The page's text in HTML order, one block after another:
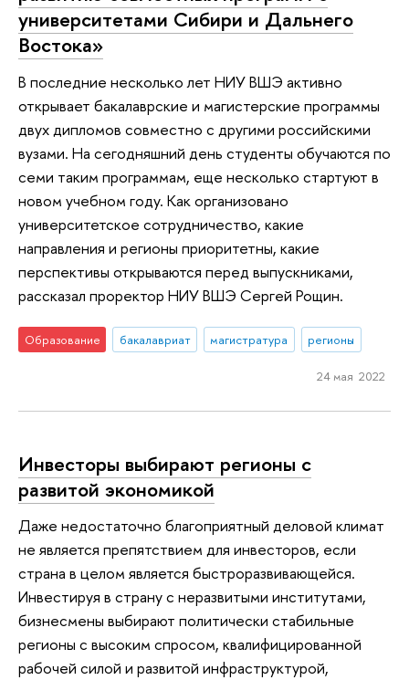
университетами Сибири и Дальнего
Востока»
В последние несколько лет НИУ ВШЭ активно
открывает бакалаврские и магистерские программы
двух дипломов совместно с другими российскими
вузами. На сегодняшний день студенты обучаются по
семи таким программам, еще несколько стартуют в
новом учебном году. Как организовано
университетское сотрудничество, какие
направления и регионы приоритетны, какие
перспективы открываются перед выпускниками,
рассказал проректор НИУ ВШЭ Сергей Рощин.
Образование бакалавриат магистратура регионы
24 мая 2022
Инвесторы выбирают регионы с
развитой экономикой
Даже недостаточно благоприятный деловой климат
не является препятствием для инвесторов, если
страна в целом является быстроразвивающейся.
Инвестируя в страну с неразвитыми институтами,
бизнесмены выбирают политически стабильные
регионы с высоким спросом, квалифицированной
рабочей силой и развитой инфраструктурой,